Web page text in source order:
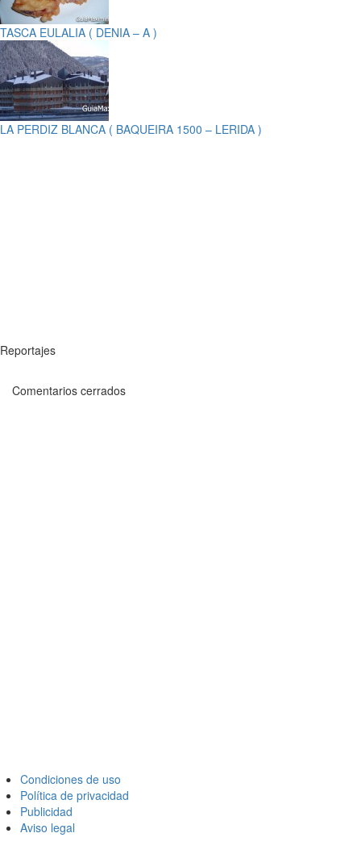
TASCA EULALIA ( DENIA – A )
LA PERDIZ BLANCA ( BAQUEIRA 1500 – LERIDA )
Reportajes
Comentarios cerrados
Condiciones de uso
Política de privacidad
Publicidad
Aviso legal